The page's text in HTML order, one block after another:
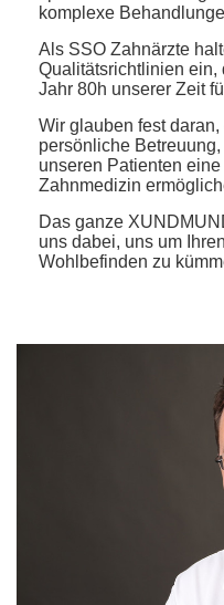
komplexe
Als SSO Zahnärzte
Qualitätsrichtlinien
Jahr 80h unserer Zeit
Wir glauben fest
persönliche
unseren Patienten
Zahnmedizin
Das ganze
uns dabei, uns um
Wohlbefinden zu